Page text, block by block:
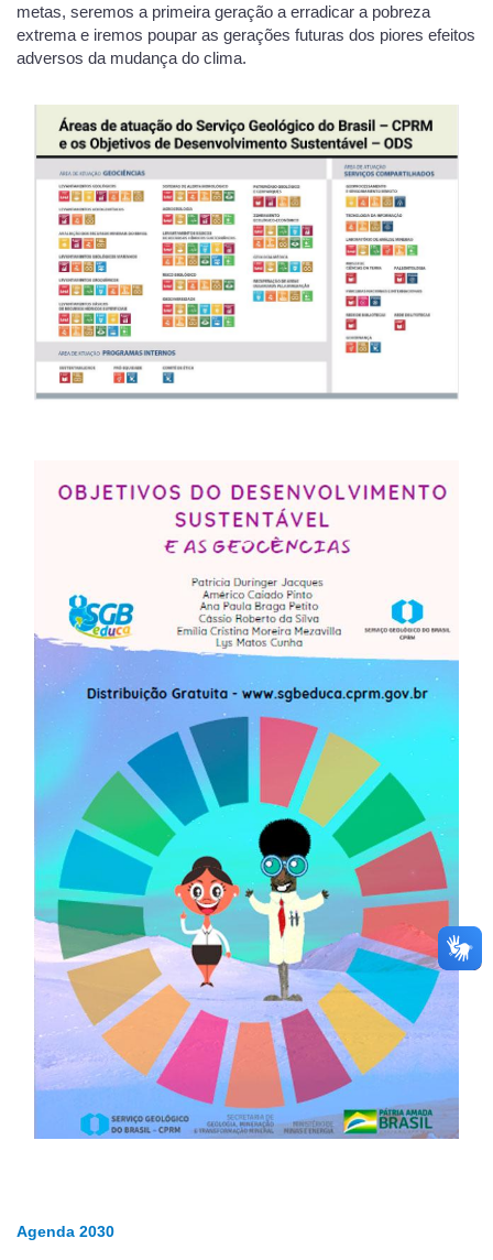
metas, seremos a primeira geração a erradicar a pobreza
extrema e iremos poupar as gerações futuras dos piores efeitos
adversos da mudança do clima.
Agenda 2030